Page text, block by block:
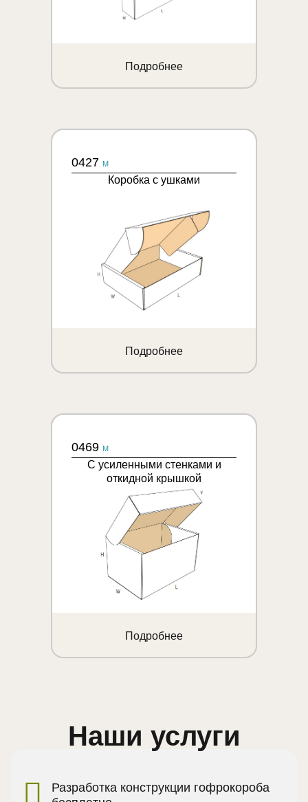
Подробнее
0427 M
Коробка с ушками
Подробнее
0469 M
С усиленными стенками и
откидной крышкой
Подробнее
Наши услуги
Разработка конструкции гофрокороба